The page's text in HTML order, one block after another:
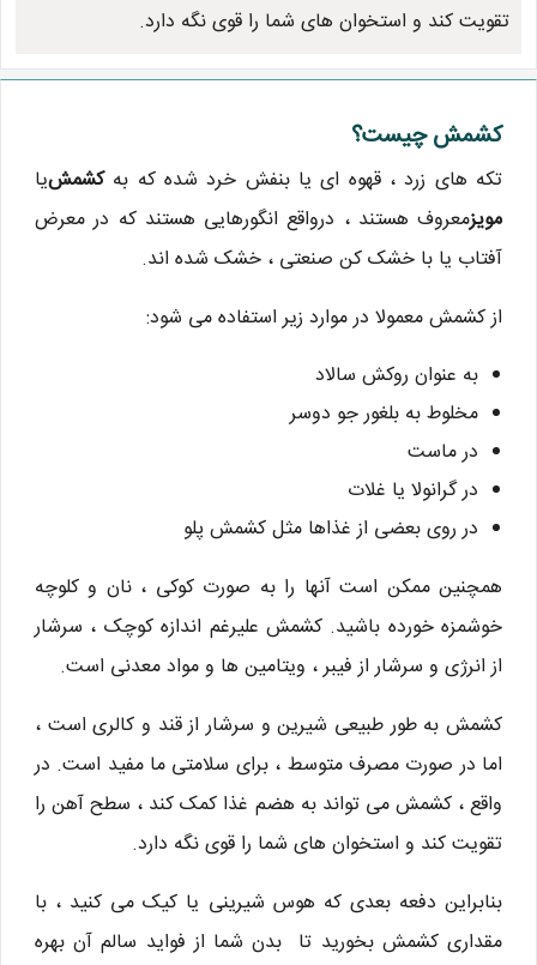
تقویت کند و استخوان های شما را قوی نگه دارد.
کشمش چیست؟
تکه های زرد ، قهوه ای یا بنفش خرد شده که بهکشمشیا
مویزمعروف هستند ، درواقع انگورهایی هستند که در معرض
آفتاب یا با خشک کن صنعتی ، خشک شده اند.
از کشمش معمولا در موارد زیر استفاده می شود:
به عنوان روکش سالاد
مخلوط به بلغور جو دوسر
در ماست
در گرانولا یا غلات
در روی بعضی از غذاها مثل کشمش پلو
همچنین ممکن است آنها را به صورت کوکی ، نان و کلوچه
خوشمزه خورده باشید. کشمش علیرغم اندازه کوچک ، سرشار
از انرژی و سرشار از فیبر ، ویتامین ها و مواد معدنی است.
کشمش به طور طبیعی شیرین و سرشار از قند و کالری است ،
اما در صورت مصرف متوسط ، برای سلامتی ما مفید است. در
واقع ، کشمش می تواند به هضم غذا کمک کند ، سطح آهن را
تقویت کند و استخوان های شما را قوی نگه دارد.
بنابراین دفعه بعدی که هوس شیرینی یا کیک می کنید ، با
مقداری کشمش بخورید تا بدن شما از فواید سالم آن بهره